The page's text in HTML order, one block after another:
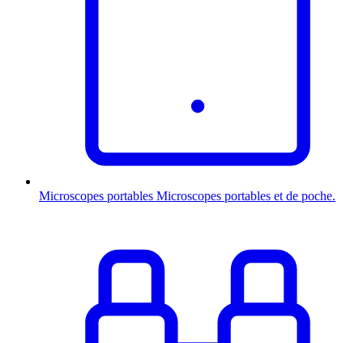
Microscopes portables Microscopes portables et de poche.